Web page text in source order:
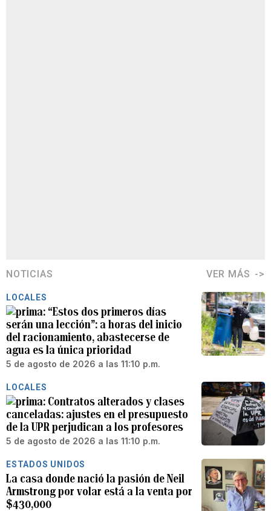
NOTICIAS VER MÁS
LOCALES
“Estos dos primeros días
serán una lección”: a horas del inicio
del racionamiento, abastecerse de
agua es la única prioridad
5 de agosto de 2026 a las 11:10 p.m.
LOCALES
Contratos alterados y clases
canceladas: ajustes en el presupuesto
de la UPR perjudican a los profesores
5 de agosto de 2026 a las 11:10 p.m.
ESTADOS UNIDOS
La casa donde nació la pasión de Neil
Armstrong por volar está a la venta por
$430,000